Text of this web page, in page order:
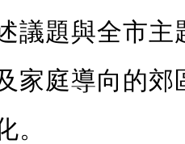
議題與全市
家庭導向的
。